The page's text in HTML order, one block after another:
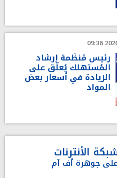
رئيس مُنظّمة إرشاد
المُستهلك يُعلّق على
الزيادة في أسعار بعض
المواد
الأنترنات
جوهرة أف آم